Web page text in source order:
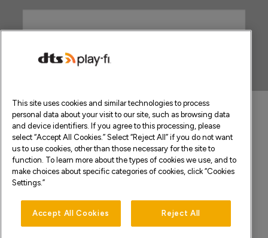
This site uses cookies and similar technologies to process
personal data about your visit to our site, such as browsing data
and device identifiers. If you agree to this processing, please
select “Accept All Cookies.” Select “Reject All” if you do not want
us to use cookies, other than those necessary for the site to
function. To learn more about the types of cookies we use, and to
make choices about specific categories of cookies, click “Cookies
Settings.”
Accept All Cookies Reject All